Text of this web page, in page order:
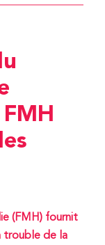
(FMH) fournit
trouble de la